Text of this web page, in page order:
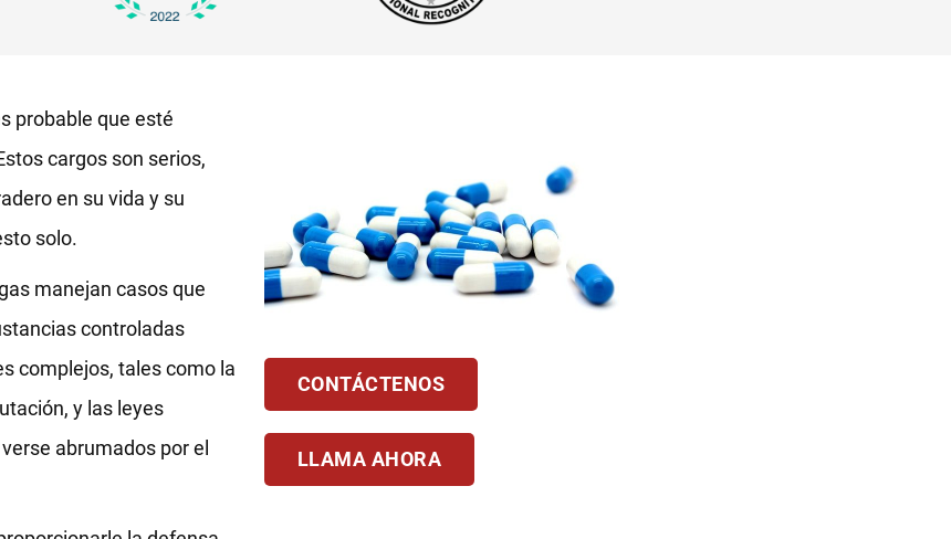
probable que esté
cargos son serios,
en su vida y su
solo.
manejan casos que
controladas
complejos, tales como la
y las leyes
abrumados por el
CONTÁCTENOS
LLAMA AHORA